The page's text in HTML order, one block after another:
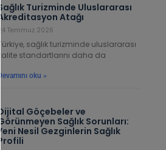
Sağlık Turizminde Uluslararası
Akreditasyon Atağı
24 Temmuz 2026
Türkiye, sağlık turizminde uluslararası
kalite standartlarını daha da
Devamını oku »
Dijital Göçebeler ve
Görünmeyen Sağlık Sorunları:
Yeni Nesil Gezginlerin Sağlık
Profili